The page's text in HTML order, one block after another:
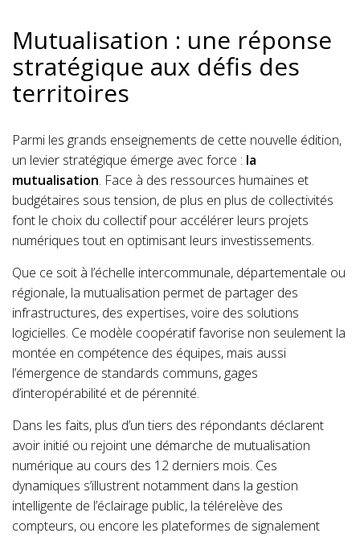
Mutualisation : une réponse
stratégique aux défis des
territoires
Parmi les grands enseignements de cette nouvelle édition,
un levier stratégique émerge avec force : la
mutualisation. Face à des ressources humaines et
budgétaires sous tension, de plus en plus de collectivités
font le choix du collectif pour accélérer leurs projets
numériques tout en optimisant leurs investissements.
Que ce soit à l’échelle intercommunale, départementale ou
régionale, la mutualisation permet de partager des
infrastructures, des expertises, voire des solutions
logicielles. Ce modèle coopératif favorise non seulement la
montée en compétence des équipes, mais aussi
l’émergence de standards communs, gages
d’interopérabilité et de pérennité.
Dans les faits, plus d’un tiers des répondants déclarent
avoir initié ou rejoint une démarche de mutualisation
numérique au cours des 12 derniers mois. Ces
dynamiques s’illustrent notamment dans la gestion
intelligente de l’éclairage public, la télérelève des
compteurs, ou encore les plateformes de signalement